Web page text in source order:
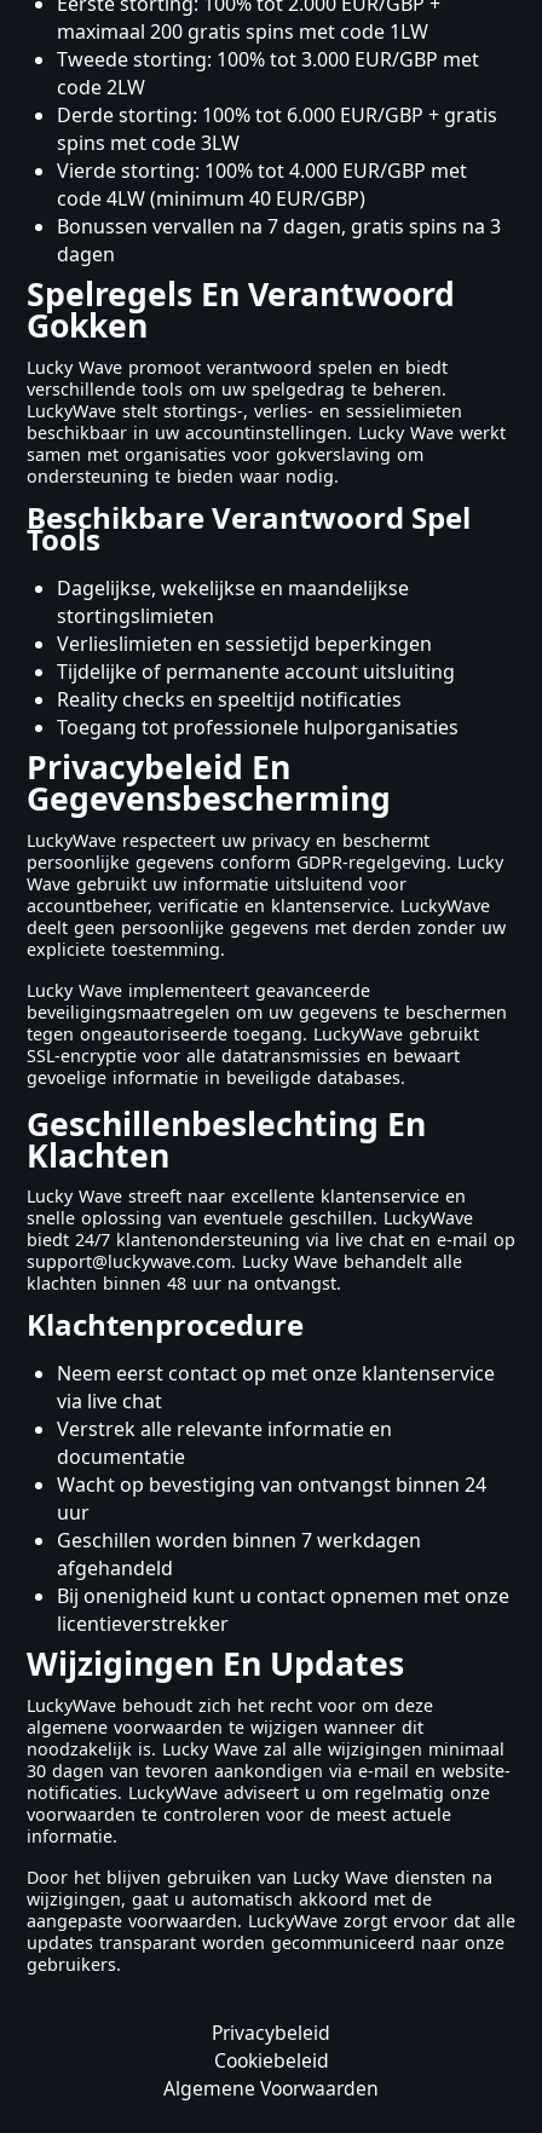
maximaal 200 gratis spins met code 1LW
Tweede storting: 100% tot 3.000 EUR/GBP met
code 2LW
Derde storting: 100% tot 6.000 EUR/GBP + gratis
spins met code 3LW
Vierde storting: 100% tot 4.000 EUR/GBP met
code 4LW (minimum 40 EUR/GBP)
Bonussen vervallen na 7 dagen, gratis spins na 3
dagen
Spelregels En Verantwoord
Gokken
Lucky Wave promoot verantwoord spelen en biedt
verschillende tools om uw spelgedrag te beheren.
LuckyWave stelt stortings-, verlies- en sessielimieten
beschikbaar in uw accountinstellingen. Lucky Wave werkt
samen met organisaties voor gokverslaving om
ondersteuning te bieden waar nodig.
Beschikbare Verantwoord Spel
Tools
Dagelijkse, wekelijkse en maandelijkse
stortingslimieten
Verlieslimieten en sessietijd beperkingen
Tijdelijke of permanente account uitsluiting
Reality checks en speeltijd notificaties
Toegang tot professionele hulporganisaties
Privacybeleid En
Gegevensbescherming
LuckyWave respecteert uw privacy en beschermt
persoonlijke gegevens conform GDPR-regelgeving. Lucky
Wave gebruikt uw informatie uitsluitend voor
accountbeheer, verificatie en klantenservice. LuckyWave
deelt geen persoonlijke gegevens met derden zonder uw
expliciete toestemming.
Lucky Wave implementeert geavanceerde
beveiligingsmaatregelen om uw gegevens te beschermen
tegen ongeautoriseerde toegang. LuckyWave gebruikt
SSL-encryptie voor alle datatransmissies en bewaart
gevoelige informatie in beveiligde databases.
Geschillenbeslechting En
Klachten
Lucky Wave streeft naar excellente klantenservice en
snelle oplossing van eventuele geschillen. LuckyWave
biedt 24/7 klantenondersteuning via live chat en e-mail op
support@luckywave.com. Lucky Wave behandelt alle
klachten binnen 48 uur na ontvangst.
Klachtenprocedure
Neem eerst contact op met onze klantenservice
via live chat
Verstrek alle relevante informatie en
documentatie
Wacht op bevestiging van ontvangst binnen 24
uur
Geschillen worden binnen 7 werkdagen
afgehandeld
Bij onenigheid kunt u contact opnemen met onze
licentieverstrekker
Wijzigingen En Updates
LuckyWave behoudt zich het recht voor om deze
algemene voorwaarden te wijzigen wanneer dit
noodzakelijk is. Lucky Wave zal alle wijzigingen minimaal
30 dagen van tevoren aankondigen via e-mail en website-
notificaties. LuckyWave adviseert u om regelmatig onze
voorwaarden te controleren voor de meest actuele
informatie.
Door het blijven gebruiken van Lucky Wave diensten na
wijzigingen, gaat u automatisch akkoord met de
aangepaste voorwaarden. LuckyWave zorgt ervoor dat alle
updates transparant worden gecommuniceerd naar onze
gebruikers.
Privacybeleid
Cookiebeleid
Algemene Voorwaarden